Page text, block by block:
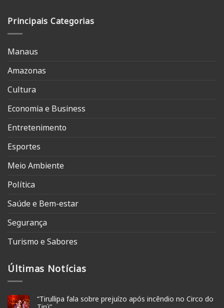
Principais Categorias
Manaus
Amazonas
Cultura
Economia e Business
Entretenimento
Esportes
Meio Ambiente
Política
Saúde e Bem-estar
Segurança
Turismo e Sabores
Últimas Notícias
“Tirullipa fala sobre prejuízo após incêndio no Circo do